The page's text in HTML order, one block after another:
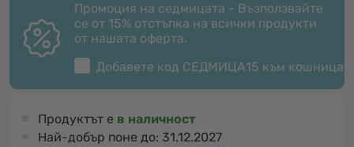
Промоция на седмицата - Възползвайте
се от 15% отстъпка на всички продукти
от нашата оферта.
Добавете код СЕДМИЦА15 към
Продуктът е в наличност
Най-добър поне до: 31.12.2027